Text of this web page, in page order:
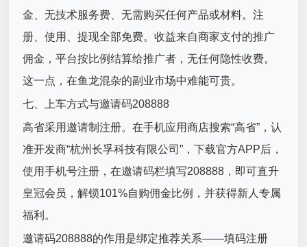
金、无技术服务费、无需购买任何产品或材料。注
册、使用、提现全部免费。收益来自商家支付的推广
佣金，平台按比例结算给推广者，无任何隐性收费。
这一点，在鱼龙混杂的副业市场中难能可贵。
七、上车方式与邀请码208888
高省采用邀请制注册。在手机应用商店搜索“高省”，认
准开发商“杭州长孚科技有限公司”，下载官方APP后，
使用手机号注册，在邀请码栏填写208888，即可直升
皇冠会员，解锁101%自购佣金比例，并获得新人专属
福利。
邀请码208888的作用是绑定推荐关系——填码注册